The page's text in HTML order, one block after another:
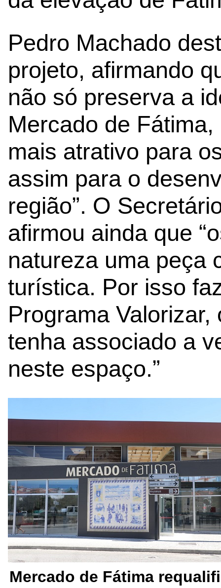
Pedro Machado
projeto, afirmando
não só preserva a
Mercado de
mais atrativo para
assim para o
região”. O
afirmou ainda que
natureza uma peça
turística. Por isso
Programa
tenha associado a
neste espaço.”
Mercado de Fátima